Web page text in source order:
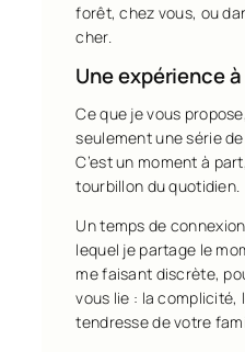
forêt, chez vous, ou
cher.
Une expérience
Ce que je vous
seulement une série
C’est un moment à
tourbillon du quotidien.
Un temps de
lequel je partage le
me faisant discrète,
vous lie : la complicité,
tendresse de votre